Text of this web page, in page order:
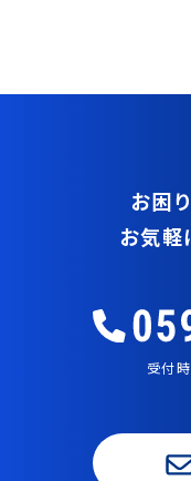
お困
お気軽
受付